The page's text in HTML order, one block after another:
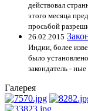
действовал
этого месяца
просьбой
26.02.2015
Индии, более
было
закондатель -
Галерея